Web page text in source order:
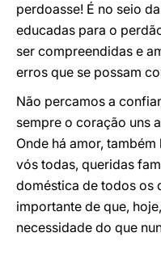
perdoasse! É no seio
educadas para o
ser compreendidas e
erros que se possam
Não percamos a
sempre o coração uns
Onde há amor,
vós todas, queridas
doméstica de todos os
importante de que,
necessidade do que